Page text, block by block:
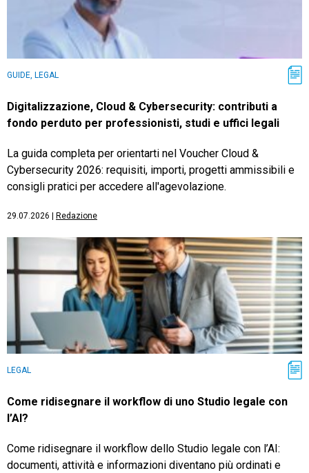
GUIDE, LEGAL
Digitalizzazione, Cloud & Cybersecurity: contributi a
fondo perduto per professionisti, studi e uffici legali
La guida completa per orientarti nel Voucher Cloud &
Cybersecurity 2026: requisiti, importi, progetti ammissibili e
consigli pratici per accedere all'agevolazione.
29.07.2026 Redazione
LEGAL
Come ridisegnare il workflow di uno Studio legale con
l’AI?
Come ridisegnare il workflow dello Studio legale con l’AI:
documenti, attività e informazioni diventano più ordinati e